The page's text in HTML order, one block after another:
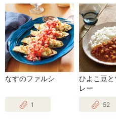
なすのファルシ
1
ひよこ豆と
レー
52